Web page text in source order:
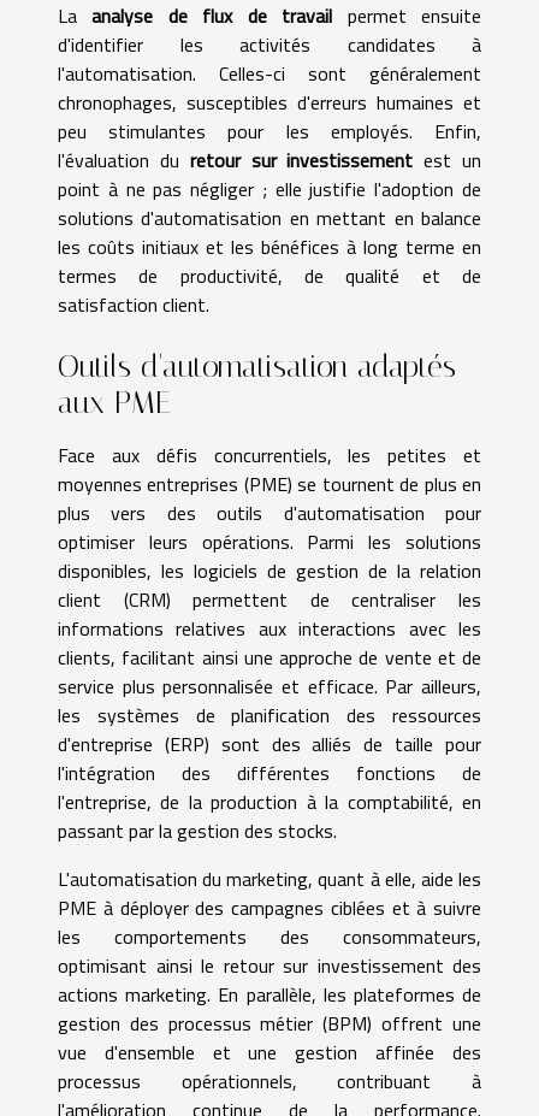
Laanalyse de flux de travail permet ensuite
d'identifier les activités candidates à
l'automatisation. Celles-ci sont généralement
chronophages, susceptibles d'erreurs humaines et
peu stimulantes pour les employés. Enfin,
l'évaluation du retour sur investissement est un
point à ne pas négliger ; elle justifie l'adoption de
solutions d'automatisation en mettant en balance
les coûts initiaux et les bénéfices à long terme en
termes de productivité, de qualité et de
satisfaction client.
Outils d'automatisation adaptés
aux PME
Face aux défis concurrentiels, les petites et
moyennes entreprises (PME) se tournent de plus en
plus vers des outils d'automatisation pour
optimiser leurs opérations. Parmi les solutions
disponibles, les logiciels de gestion de la relation
client (CRM) permettent de centraliser les
informations relatives aux interactions avec les
clients, facilitant ainsi une approche de vente et de
service plus personnalisée et efficace. Par ailleurs,
les systèmes de planification des ressources
d'entreprise (ERP) sont des alliés de taille pour
l'intégration des différentes fonctions de
l'entreprise, de la production à la comptabilité, en
passant par la gestion des stocks.
L'automatisation du marketing, quant à elle, aide les
PME à déployer des campagnes ciblées et à suivre
les comportements des consommateurs,
optimisant ainsi le retour sur investissement des
actions marketing. En parallèle, les plateformes de
gestion des processus métier (BPM) offrent une
vue d'ensemble et une gestion affinée des
processus opérationnels, contribuant à